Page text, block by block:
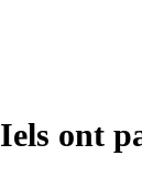
Iels ont